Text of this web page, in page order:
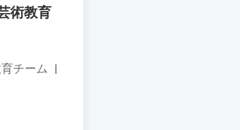
術教育
チーム |